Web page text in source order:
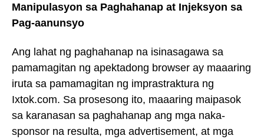
Manipulasyon sa Paghahanap at Injeksyon sa
Pag-aanunsyo
Ang lahat ng paghahanap na isinasagawa sa
pamamagitan ng apektadong browser ay maaaring
iruta sa pamamagitan ng imprastraktura ng
Ixtok.com. Sa prosesong ito, maaaring maipasok
sa karanasan sa paghahanap ang mga naka-
sponsor na resulta, mga advertisement, at mga